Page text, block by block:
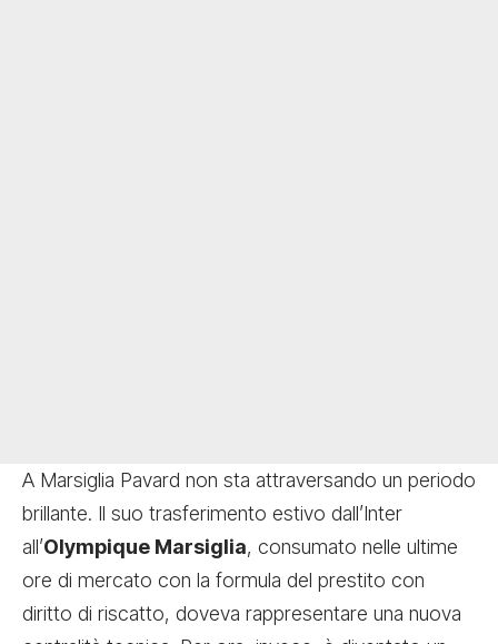
A Marsiglia Pavard non sta attraversando un periodo
brillante. Il suo trasferimento estivo dall’Inter
all’Olympique Marsiglia, consumato nelle ultime
ore di mercato con la formula del prestito con
diritto di riscatto, doveva rappresentare una nuova